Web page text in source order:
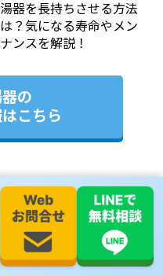
器を長持ちさせる方法
？気になる寿命やメン
ンスを解説！
の
こちら